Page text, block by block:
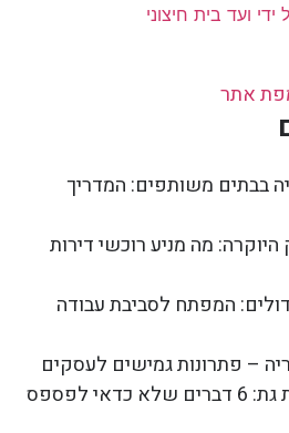
ידי ועד בית חיצוני
אתר
בבתים משותפים: המדריך
מה מניע רוכשי דירות
המפתח לסביבת עבודה
– פתרונות גמישים לעסקים
לפספס